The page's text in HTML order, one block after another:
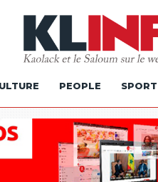
PEOPLE SPORT